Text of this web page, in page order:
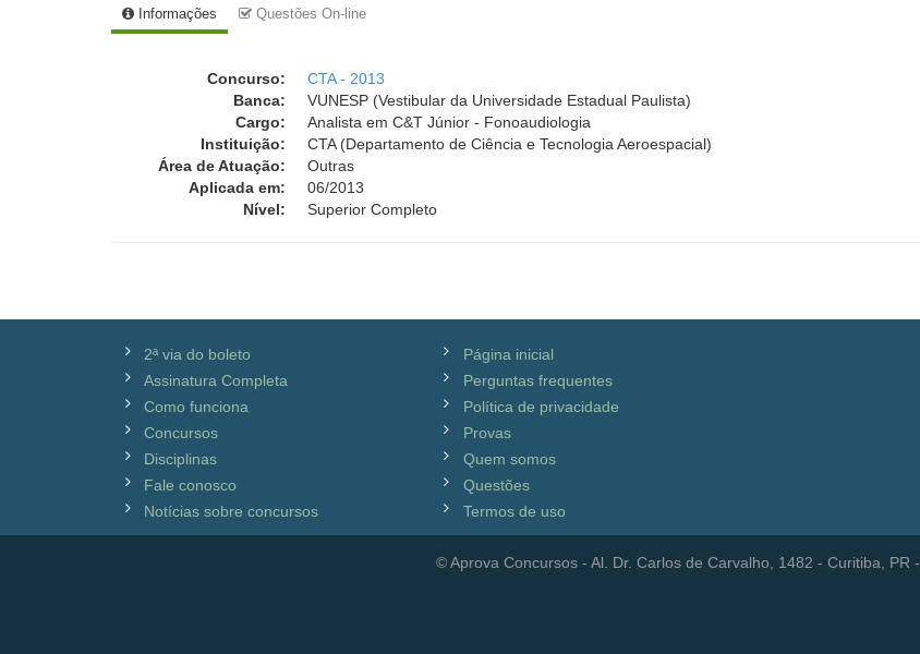
Informações Questões On-line
Concurso:
CTA - 2013
Banca:
VUNESP (Vestibular da Universidade Estadual Paulista)
Cargo:
Analista em C&T Júnior - Fonoaudiologia
Instituição:
CTA (Departamento de Ciência e Tecnologia Aeroespacial)
Área de Atuação:
Outras
Aplicada em:
06/2013
Nível:
Superior Completo
2ª via do boleto
Assinatura Completa
Como funciona
Concursos
Disciplinas
Fale conosco
Notícias sobre concursos
Página inicial
Perguntas frequentes
Política de privacidade
Provas
Quem somos
Questões
Termos de uso
© Aprova Concursos - Al. Dr. Carlos de Carvalho, 1482 - Curitiba, PR -